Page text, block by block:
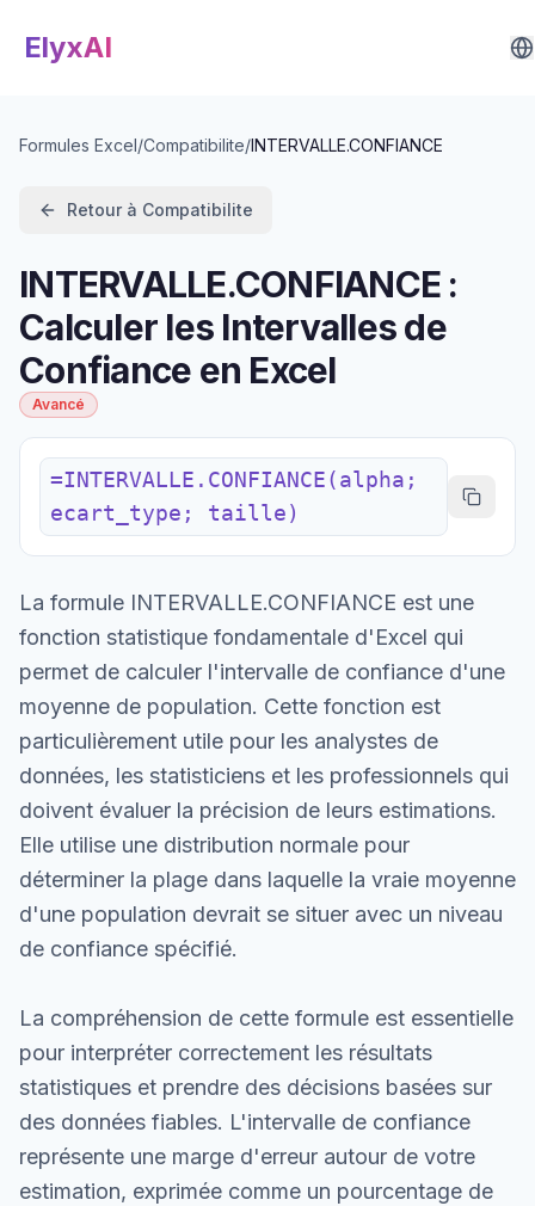
ElyxAI
Formules Excel/Compatibilite/INTERVALLE.CONFIANCE
Retour à Compatibilite
INTERVALLE.CONFIANCE :
Calculer les Intervalles de
Confiance en Excel
Avancé
=INTERVALLE.CONFIANCE(alpha;
ecart_type; taille)
La formule INTERVALLE.CONFIANCE est une
fonction statistique fondamentale d'Excel qui
permet de calculer l'intervalle de confiance d'une
moyenne de population. Cette fonction est
particulièrement utile pour les analystes de
données, les statisticiens et les professionnels qui
doivent évaluer la précision de leurs estimations.
Elle utilise une distribution normale pour
déterminer la plage dans laquelle la vraie moyenne
d'une population devrait se situer avec un niveau
de confiance spécifié.
La compréhension de cette formule est essentielle
pour interpréter correctement les résultats
statistiques et prendre des décisions basées sur
des données fiables. L'intervalle de confiance
représente une marge d'erreur autour de votre
estimation, exprimée comme un pourcentage de